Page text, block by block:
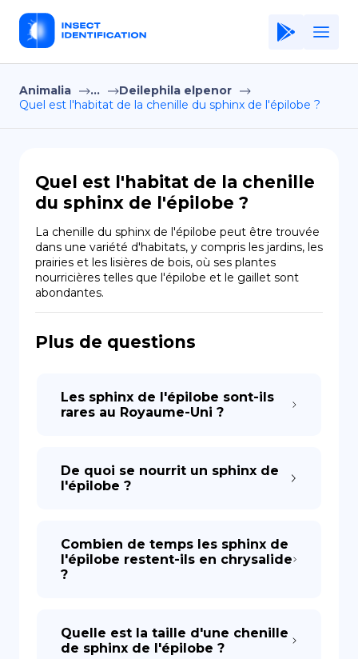
Home
Application
Terms of Use
Privacy Policy
FR
ES
DE
Copiright © Niro ID
Animalia ...
Deilephila elpenor
Quel est l'habitat de la chenille du sphinx de l'épilobe ?
Quel est l'habitat de la chenille
du sphinx de l'épilobe ?
La chenille du sphinx de l'épilobe peut être trouvée
dans une variété d'habitats, y compris les jardins, les
prairies et les lisières de bois, où ses plantes
nourricières telles que l'épilobe et le gaillet sont
abondantes.
Plus de questions
Les sphinx de l'épilobe sont-ils
rares au Royaume-Uni ?
De quoi se nourrit un sphinx de
l'épilobe ?
Combien de temps les sphinx de
l'épilobe restent-ils en chrysalide
?
Quelle est la taille d'une chenille
de sphinx de l'épilobe ?